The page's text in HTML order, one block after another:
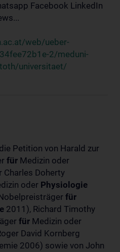
Facebook LinkedIn
web/ueber-
2/meduni-
universitaet/
Petition von Harald zur
für Medizin oder
Charles Doherty
oder Physiologie
für
2011), Richard Timothy
für Medizin oder
David Kornberg
2006) sowie von John